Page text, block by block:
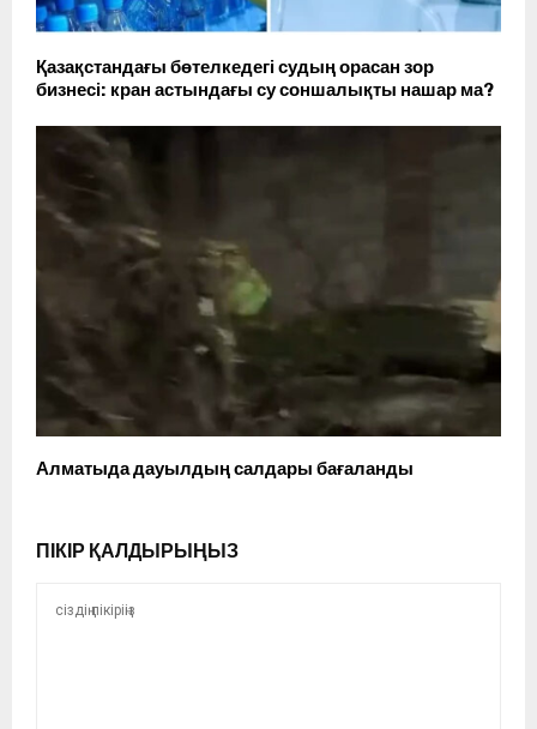
Қазақстандағы бөтелкедегі судың орасан зор
бизнесі: кран астындағы су соншалықты нашар ма?
Алматыда дауылдың салдары бағаланды
ПІКІР ҚАЛДЫРЫҢЫЗ